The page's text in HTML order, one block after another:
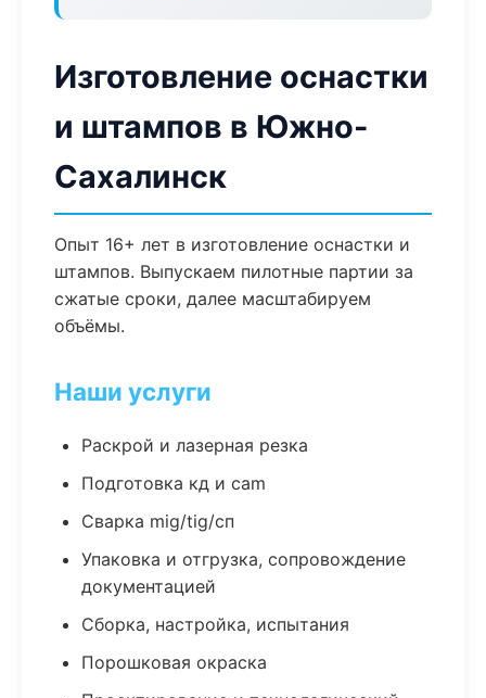
Изготовление оснастки
и штампов в Южно-
Сахалинск
Опыт 16+ лет в изготовление оснастки и
штампов. Выпускаем пилотные партии за
сжатые сроки, далее масштабируем
объёмы.
Наши услуги
Раскрой и лазерная резка
Подготовка кд и cam
Сварка mig/tig/сп
Упаковка и отгрузка, сопровождение
документацией
Сборка, настройка, испытания
Порошковая окраска